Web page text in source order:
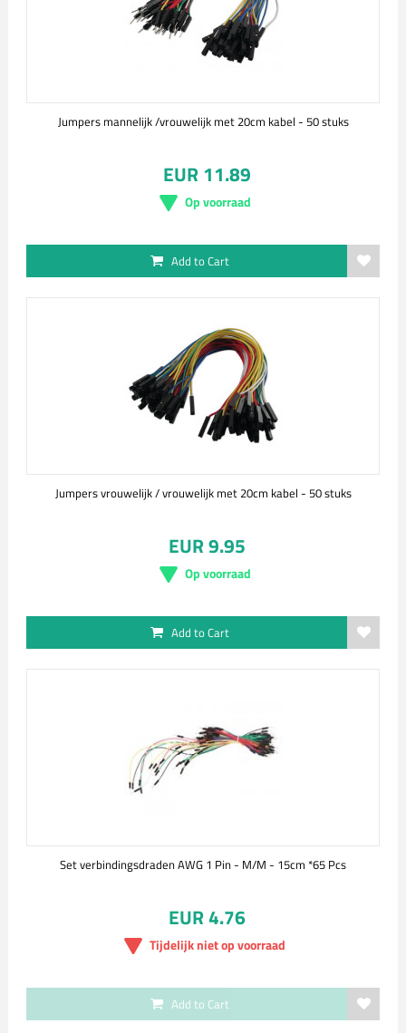
Jumpers mannelijk /vrouwelijk met 20cm kabel - 50 stuks
EUR 11.89
Op voorraad
Add to Cart
Jumpers vrouwelijk / vrouwelijk met 20cm kabel - 50 stuks
EUR 9.95
Op voorraad
Add to Cart
Set verbindingsdraden AWG 1 Pin - M/M - 15cm *65 Pcs
EUR 4.76
Tijdelijk niet op voorraad
Add to Cart